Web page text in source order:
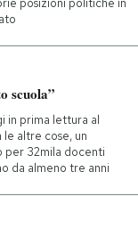
posizioni politiche in
scuola”
in prima lettura al
altre cose, un
per 32mila docenti
da almeno tre anni